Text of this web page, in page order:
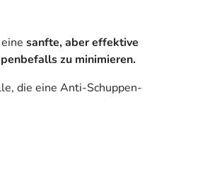
sanfte, aber effektive
zu minimieren.
die eine Anti-Schuppen-